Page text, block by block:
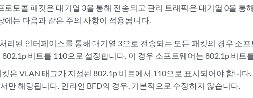
로토콜 패킷은 대기열 3을 통해 전송되고 관리 트래픽은 대기열 0을 통
에는 다음과 같은 주의 사항이 적용됩니다.
리된 인터페이스를 통해 대기열 3으로 전송되는 모든 패킷의 경우 소프
802.1p 비트를 110으로 설정합니다. 이 경우 소프트웨어는 802.1p 비트
은 VLAN 태그가 지정된 802.1p 비트에서 110으로 표시되어야 합니다.
만 해당됩니다. 인라인 BFD의 경우, 기본적으로 수정하지 않습니다.